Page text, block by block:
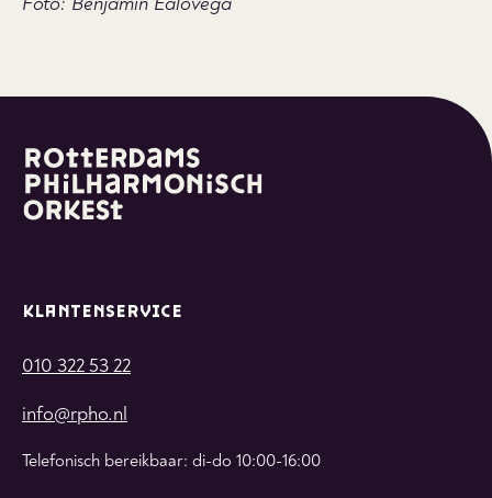
KLANTENSERVICE
010 322 53 22
info@rpho.nl
Telefonisch bereikbaar: di-do 10:00-16:00